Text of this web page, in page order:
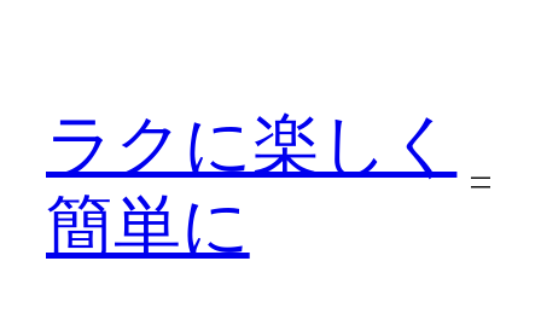
ラクに楽しく
簡単に